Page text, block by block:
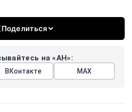
Поделиться
на «АН»:
ВКонтакте МАХ